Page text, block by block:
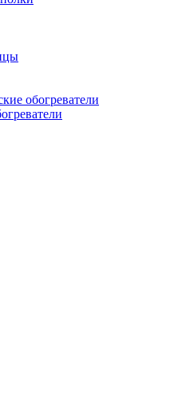
обогреватели